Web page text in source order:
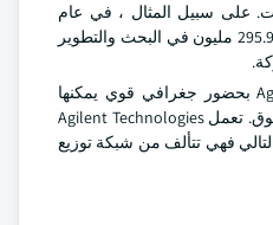
على سبيل المثال ، في عام
2024 ، استثمرت الشركة 295.9 مليون في البحث والتطوير
تتمتع Agilent Technologies بحضور جغرافي قوي يمكنها
من تعزيز وصولها إلى السوق. تعمل Agilent Technologies
دولة ، وبالتالي فهي تتألف من شبكة توزيع